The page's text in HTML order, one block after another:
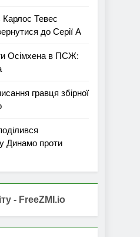
Карлос Тевес
до Серії А
Осімхена в ПСЖ:
гравця збірної
Динамо проти
- FreeZMI.io